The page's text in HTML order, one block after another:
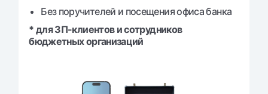
Без поручителей и посещения офиса банка
* для ЗП-клиентов и сотрудников
бюджетных организаций